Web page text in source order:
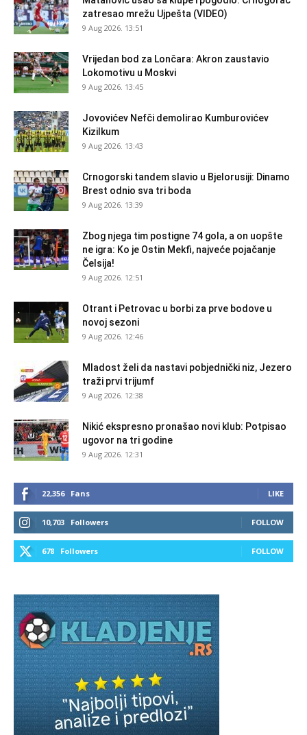
zatresao mrežu Ujpešta (VIDEO)
9 Aug 2026. 13:51
Vrijedan bod za Lončara: Akron zaustavio
Lokomotivu u Moskvi
9 Aug 2026. 13:45
Jovovićev Nefči demolirao Kumburovićev
Kizilkum
9 Aug 2026. 13:43
Crnogorski tandem slavio u Bjelorusiji: Dinamo
Brest odnio sva tri boda
9 Aug 2026. 13:39
Zbog njega tim postigne 74 gola, a on uopšte
ne igra: Ko je Ostin Mekfi, najveće pojačanje
Čelsija!
9 Aug 2026. 12:51
Otrant i Petrovac u borbi za prve bodove u
novoj sezoni
9 Aug 2026. 12:46
Mladost želi da nastavi pobjednički niz, Jezero
traži prvi trijumf
9 Aug 2026. 12:38
Nikić ekspresno pronašao novi klub: Potpisao
ugovor na tri godine
9 Aug 2026. 12:31
22,356 Fans LIKE
10,703 Followers FOLLOW
678 Followers FOLLOW